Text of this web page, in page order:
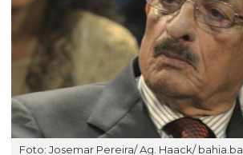
Foto: Josemar Pereira/ Ag. Haack/ bahia.ba